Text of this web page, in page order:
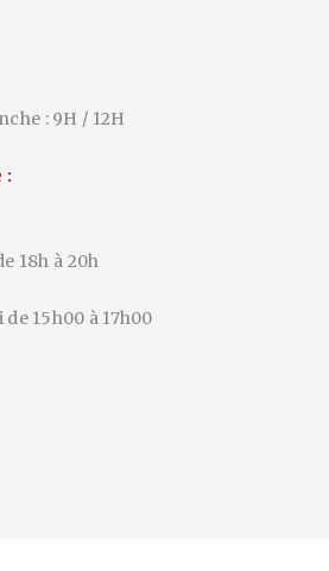
: 9H / 12H
:
18h à 20h
15h00 à 17h00